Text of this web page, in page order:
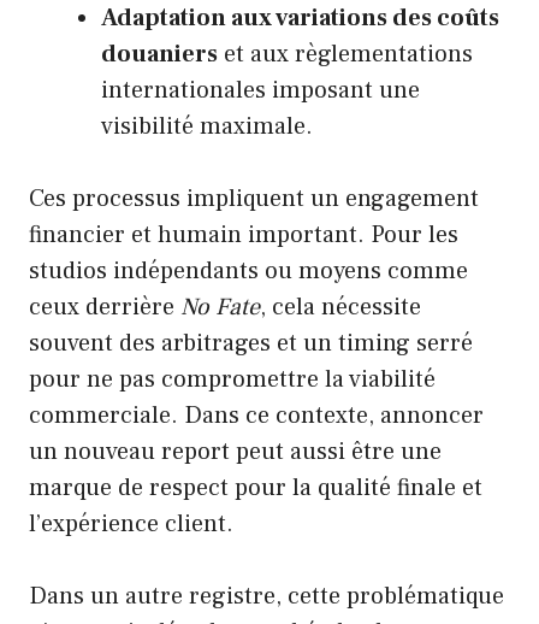
Adaptation aux variations des coûts
douaniers et aux règlementations
internationales imposant une
visibilité maximale.
Ces processus impliquent un engagement
financier et humain important. Pour les
studios indépendants ou moyens comme
ceux derrière No Fate, cela nécessite
souvent des arbitrages et un timing serré
pour ne pas compromettre la viabilité
commerciale. Dans ce contexte, annoncer
un nouveau report peut aussi être une
marque de respect pour la qualité finale et
l’expérience client.
Dans un autre registre, cette problématique